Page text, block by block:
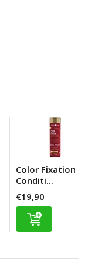
Color Fixation
Conditi...
€19,90